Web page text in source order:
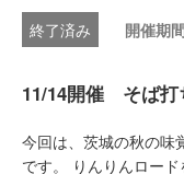
開催期
11/14開催 そば打
今回は、茨城の秋の味
です。 りんりんロー